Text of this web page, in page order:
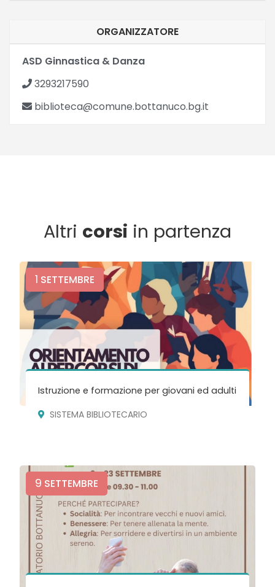
ORGANIZZATORE
ASD Ginnastica & Danza
3293217590
biblioteca@comune.bottanuco.bg.it
Altri corsi in partenza
1 SETTEMBRE
Istruzione e formazione per giovani ed adulti
SISTEMA BIBLIOTECARIO
9 SETTEMBRE